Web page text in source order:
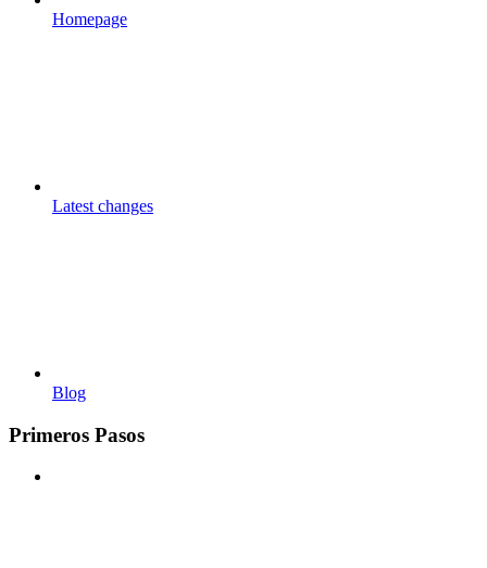
Homepage
Latest changes
Blog
Primeros Pasos